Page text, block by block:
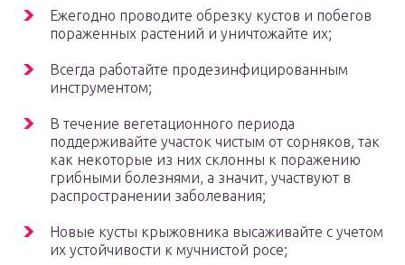
Ежегодно проводите обрезку кустов и побегов
пораженных растений и уничтожайте их;
Всегда работайте продезинфицированным
инструментом;
В течение вегетационного периода
поддерживайте участок чистым от сорняков, так
как некоторые из них склонны к поражению
грибными болезнями, а значит, участвуют в
распространении заболевания;
Новые кусты крыжовника высаживайте с учетом
их устойчивости к мучнистой росе;